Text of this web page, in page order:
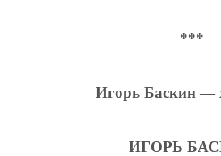
***
Игорь Баскин —
ИГОРЬ